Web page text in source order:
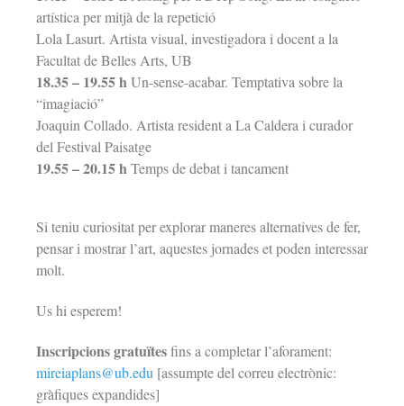
artística per mitjà de la repetició
Lola Lasurt. Artista visual, investigadora i docent a la
Facultat de Belles Arts, UB
18.35 – 19.55 hUn-sense-acabar. Temptativa sobre la
“imagiació”
Joaquin Collado. Artista resident a La Caldera i curador
del Festival Paisatge
19.55 – 20.15 hTemps de debat i tancament
Si teniu curiositat per explorar maneres alternatives de fer,
pensar i mostrar l’art, aquestes jornades et poden interessar
molt.
Us hi esperem!
Inscripcions gratuïtesfins a completar l’aforament:
mireiaplans@ub.edu [assumpte del correu electrònic:
gràfiques expandides]